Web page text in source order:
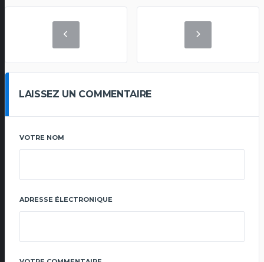
LAISSEZ UN COMMENTAIRE
VOTRE NOM
ADRESSE ÉLECTRONIQUE